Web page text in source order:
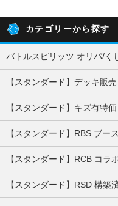
カテゴリーから探す
バトルスピリッツ オリパ/く
【スタンダード】デッキ販売
【スタンダード】キズ有特価
【スタンダード】RBS ブー
【スタンダード】RCB コラ
【スタンダード】RSD 構築